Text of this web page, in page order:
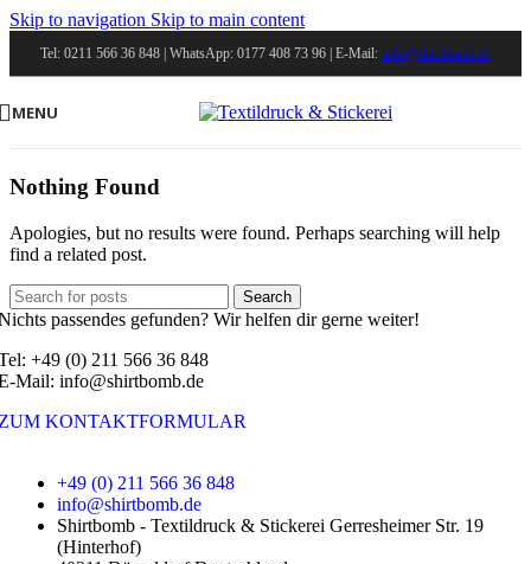
Skip to navigation Skip to main content
Tel: 0211 566 36 848 | WhatsApp: 0177 408 73 96 | E-Mail: info@shirtbomb.de
MENU
Nothing Found
Apologies, but no results were found. Perhaps searching will help
find a related post.
Search
passendes gefunden? Wir helfen dir gerne weiter!
+49 (0) 211 566 36 848
Mail: info@shirtbomb.de
KONTAKTFORMULAR
+49 (0) 211 566 36 848
info@shirtbomb.de
Shirtbomb - Textildruck & Stickerei Gerresheimer Str. 19
(Hinterhof)